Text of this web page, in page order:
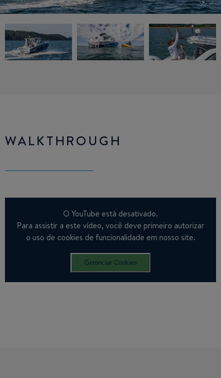
WALKTHROUGH
O YouTube está desativado.
Para assistir a este vídeo, você deve primeiro autorizar
o uso de cookies de funcionalidade em nosso site.
Gerenciar Cookies